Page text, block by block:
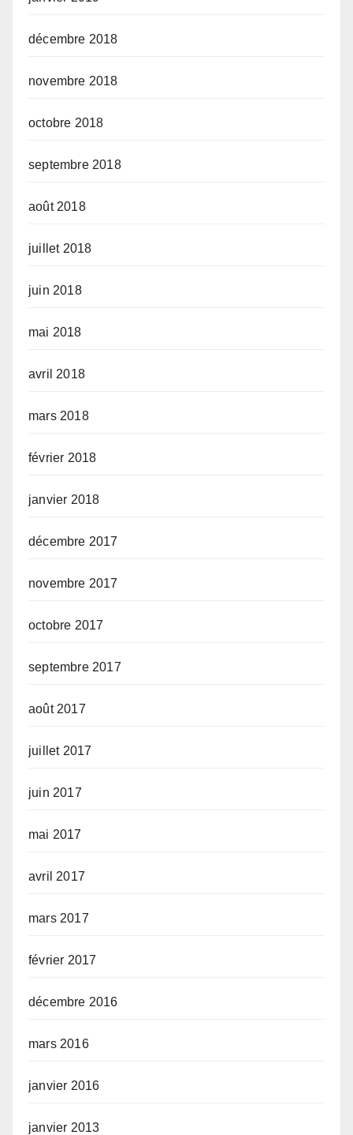
décembre 2018
novembre 2018
octobre 2018
septembre 2018
août 2018
juillet 2018
juin 2018
mai 2018
avril 2018
mars 2018
février 2018
janvier 2018
décembre 2017
novembre 2017
octobre 2017
septembre 2017
août 2017
juillet 2017
juin 2017
mai 2017
avril 2017
mars 2017
février 2017
décembre 2016
mars 2016
janvier 2016
janvier 2013